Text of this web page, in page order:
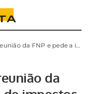
de impostos na compra dos ônibus elétricos
da